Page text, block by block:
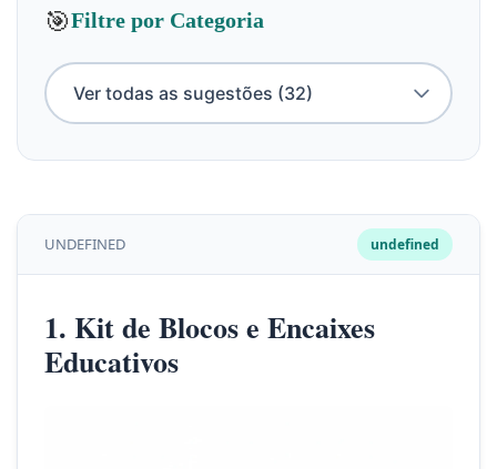
🎯Filtre por Categoria
UNDEFINED undefined
1. Kit de Blocos e Encaixes
Educativos